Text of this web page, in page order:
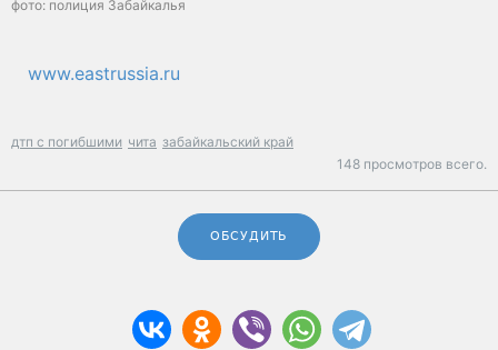
фото: полиция Забайкалья
www.eastrussia.ru
дтп с погибшими чита забайкальский край
148 просмотров всего.
ОБСУДИТЬ